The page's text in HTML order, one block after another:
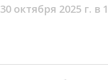
30 октября 2025 г. в